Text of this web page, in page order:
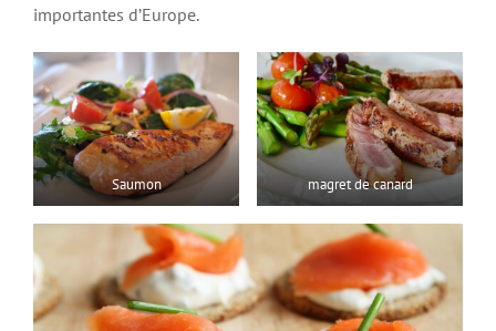
importantes d’Europe.
Saumon magret de canard